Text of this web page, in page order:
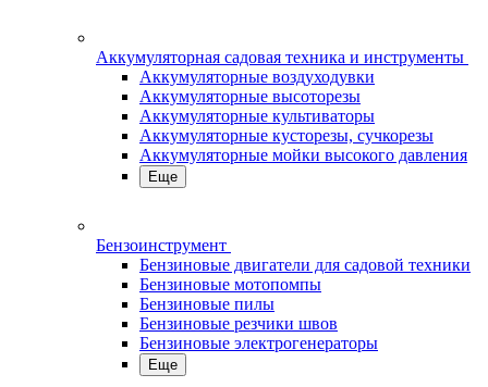
Аккумуляторная садовая техника и инструменты
Аккумуляторные воздуходувки
Аккумуляторные высоторезы
Аккумуляторные культиваторы
Аккумуляторные кусторезы, сучкорезы
Аккумуляторные мойки высокого давления
Еще
Бензоинструмент
Бензиновые двигатели для садовой техники
Бензиновые мотопомпы
Бензиновые пилы
Бензиновые резчики швов
Бензиновые электрогенераторы
Еще